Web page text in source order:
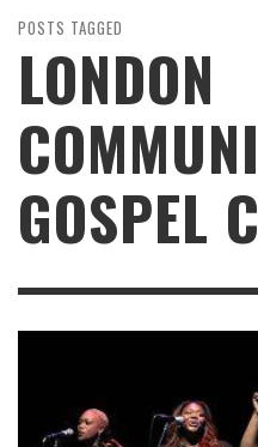
POSTS TAGGED
LONDON
GOSPEL